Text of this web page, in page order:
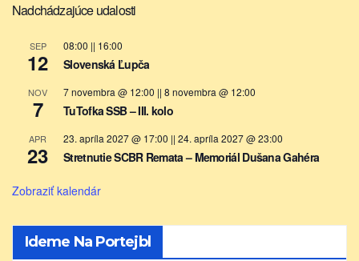
Nadchádzajúce udalosti
SEP
12
08:00 || 16:00
Slovenská Ľupča
NOV
7
7 novembra @ 12:00 || 8 novembra @ 12:00
TuTofka SSB – III. kolo
APR
23
23. apríla 2027 @ 17:00 || 24. apríla 2027 @ 23:00
Stretnutie SCBR Remata – Memoriál Dušana Gahéra
Zobraziť kalendár
Ideme Na Portejbl